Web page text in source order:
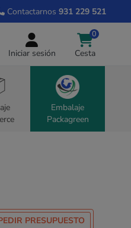
Contactarnos 931 229 521
Iniciar sesión Cesta
0
Embalaje
Packagreen
PRESUPUESTO